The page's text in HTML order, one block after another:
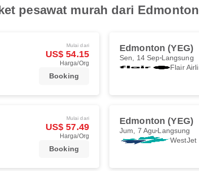
pesawat murah dari Edmonton
Mulai dari
US$ 54.15
Harga/Org
Booking
Edmonton (YEG)
Sen, 14 Sep Langsung
Flair
Mulai dari
US$ 57.49
Harga/Org
Booking
Edmonton (YEG)
Jum, 7 Agu Langsung
WestJet